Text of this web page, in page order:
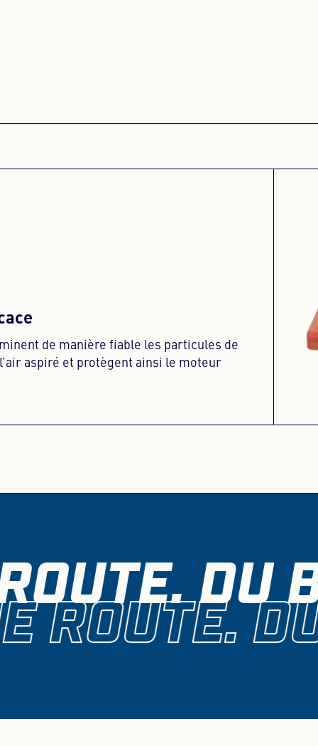
de manière fiable les particules de
aspiré et protègent ainsi le moteur
DU
ROUTE.